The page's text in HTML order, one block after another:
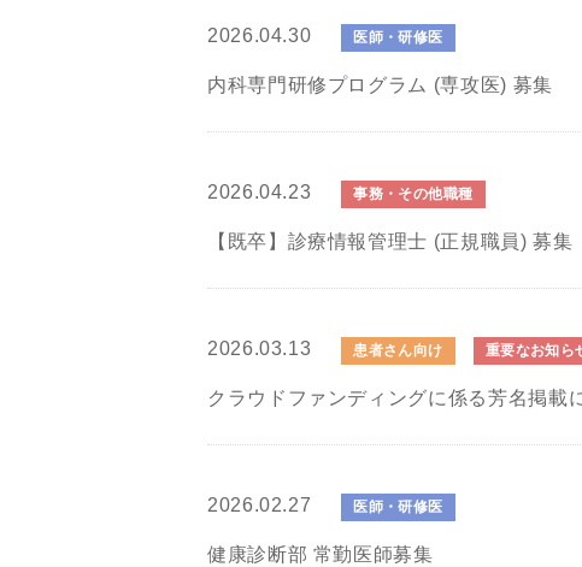
2026.04.30 医師・研修医
内科専門研修プログラム (専攻医) 募集
2026.04.23 事務・その他職種
【既卒】診療情報管理士 (正規職員) 募集
2026.03.13 患者さん向け 重要なお知ら
クラウドファンディングに係る芳名掲載
2026.02.27 医師・研修医
健康診断部 常勤医師募集